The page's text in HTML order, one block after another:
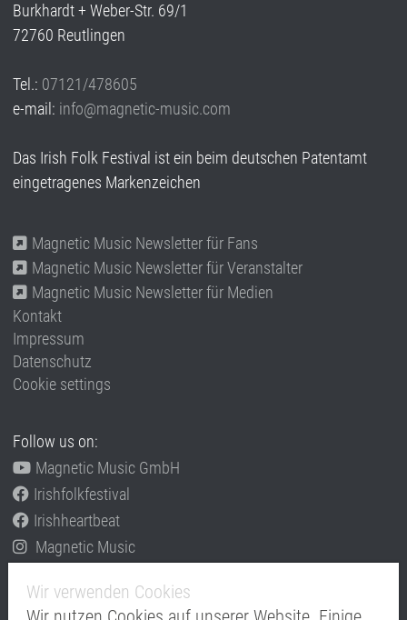
Burkhardt + Weber-Str. 69/1
72760 Reutlingen
Tel.: 07121/478605
e-mail: info@magnetic-music.com
Das Irish Folk Festival ist ein beim deutschen Patentamt
eingetragenes Markenzeichen
Magnetic Music Newsletter für Fans
Magnetic Music Newsletter für Veranstalter
Magnetic Music Newsletter für Medien
Kontakt
Impressum
Datenschutz
Cookie settings
Follow us on:
Magnetic Music GmbH
Irishfolkfestival
Irishheartbeat
Magnetic Music
Informieren Sie sich auch über unsere anderen
Konzeptfestivals
Wir verwenden Cookies